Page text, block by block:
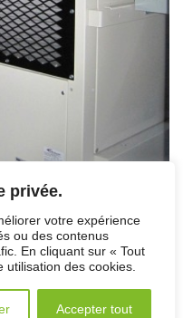
privée.
votre expérience
ou des contenus
En cliquant sur « Tout
des cookies.
Accepter tout
permalien.
/